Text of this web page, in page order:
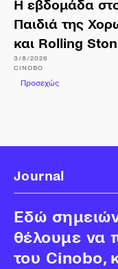
Η εβδομάδα
Παιδιά της
και Rolling
3/8/2026
CINOBO
Προσεχώς
Journal
Εδώ
θέλουμε να
του Cinobo,